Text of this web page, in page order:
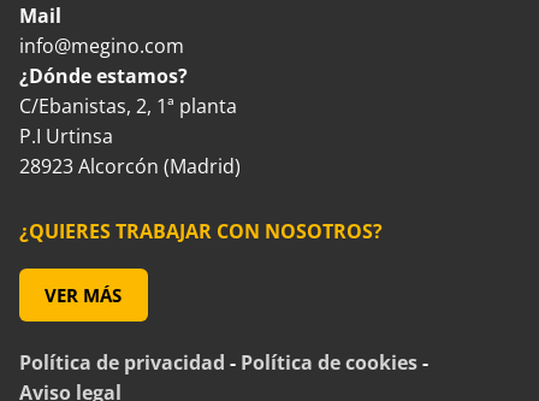
Mail
info@megino.com
¿Dónde estamos?
C/Ebanistas, 2, 1ª planta
P.I Urtinsa
28923 Alcorcón (Madrid)
¿QUIERES TRABAJAR CON NOSOTROS?
VER MÁS
Política de privacidad - Política de cookies-
Aviso legal